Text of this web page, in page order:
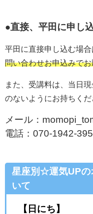
●直接、平田に申し
平田に直接申し込む場合
問い合わせお申込みで
また、受講料は、当日
のないようにお持ちくだ
メール：
電話：070-1942-
星座別☆運気UPの
いて
【日にち】